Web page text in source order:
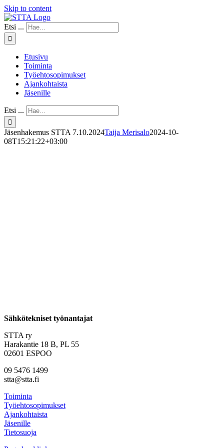
Skip to content
Etsi ...
Etusivu
Toiminta
Työehtosopimukset
Ajankohtaista
Jäsenille
Etsi ...
Jäsenhakemus STTA 7.10.2024Taija Merisalo2024-10-
08T15:21:22+03:00
Sähkötekniset työnantajat
STTA ry
Harakantie 18 B, PL 55
02601 ESPOO
09 5476 1499
stta@stta.fi
Toiminta
Työehtosopimukset
Ajankohtaista
Jäsenille
Tietosuoja